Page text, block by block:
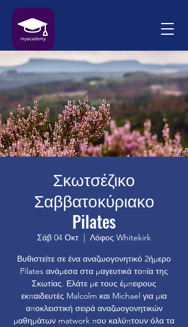
Σκωτσέζικο
Σαββατοκύριακο
Pilates
Σάβ 04 Οκτ
  |
Λόφος Whitekirk
Βυθιστείτε σε ένα αναζωογονητικό 2ήμερο
Pilates ανάμεσα στα μαγευτικά τοπία της
Σκωτίας. Ελάτε με τους έμπειρους
εκπαιδευτές Malcolm και Michael για μια
αποκλειστική σειρά αναζωογονητικών
μαθημάτων matwork που καλύπτουν όλα τα